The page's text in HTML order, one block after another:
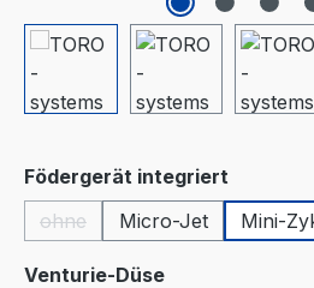
Födergerät integriert
ohne
(Diese Option ist zurzeit nicht
Micro-Jet Mini-
Venturie-Düseauswählen